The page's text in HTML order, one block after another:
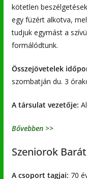
kötetlen
egy füzért alkotva,
tudjuk egymást a
formálódtunk.
Összejövetelek
szombatján du. 3
A társulat vezetője:
Bővebben >>
Szeniorok
A csoport tagjai: 70